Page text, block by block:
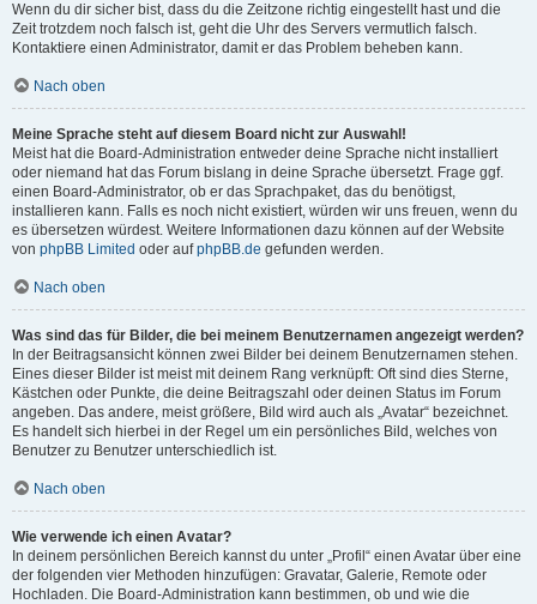
Wenn du dir sicher bist, dass du die Zeitzone richtig eingestellt hast und die
Zeit trotzdem noch falsch ist, geht die Uhr des Servers vermutlich falsch.
Kontaktiere einen Administrator, damit er das Problem beheben kann.
Nach oben
Meine Sprache steht auf diesem Board nicht zur Auswahl!
Meist hat die Board-Administration entweder deine Sprache nicht installiert
oder niemand hat das Forum bislang in deine Sprache übersetzt. Frage ggf.
einen Board-Administrator, ob er das Sprachpaket, das du benötigst,
installieren kann. Falls es noch nicht existiert, würden wir uns freuen, wenn du
es übersetzen würdest. Weitere Informationen dazu können auf der Website
von phpBB Limited oder aufphpBB.de gefunden werden.
Nach oben
Was sind das für Bilder, die bei meinem Benutzernamen angezeigt werden?
In der Beitragsansicht können zwei Bilder bei deinem Benutzernamen stehen.
Eines dieser Bilder ist meist mit deinem Rang verknüpft: Oft sind dies Sterne,
Kästchen oder Punkte, die deine Beitragszahl oder deinen Status im Forum
angeben. Das andere, meist größere, Bild wird auch als „Avatar“ bezeichnet.
Es handelt sich hierbei in der Regel um ein persönliches Bild, welches von
Benutzer zu Benutzer unterschiedlich ist.
Nach oben
Wie verwende ich einen Avatar?
In deinem persönlichen Bereich kannst du unter „Profil“ einen Avatar über eine
der folgenden vier Methoden hinzufügen: Gravatar, Galerie, Remote oder
Hochladen. Die Board-Administration kann bestimmen, ob und wie die